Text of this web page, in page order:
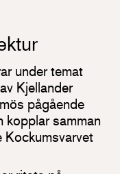
under temat
Kjellander
pågående
kopplar samman
Kockumsvarvet